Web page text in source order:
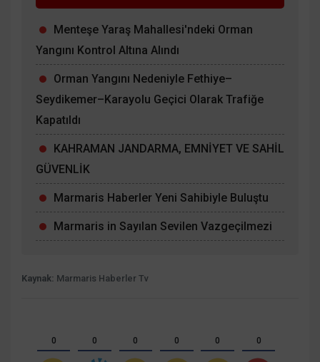
Menteşe Yaraş Mahallesi'ndeki Orman
Yangını Kontrol Altına Alındı
Orman Yangını Nedeniyle Fethiye–
Seydikemer–Karayolu Geçici Olarak Trafiğe
Kapatıldı
KAHRAMAN JANDARMA, EMNİYET VE SAHİL
GÜVENLİK
Marmaris Haberler Yeni Sahibiyle Buluştu
Marmaris in Sayılan Sevilen Vazgeçilmezi
Kaynak: Marmaris Haberler Tv
0 0 0 0 0 0